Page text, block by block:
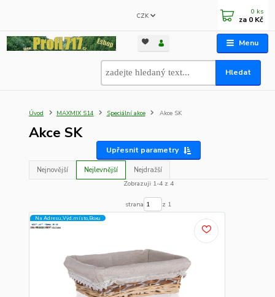
Menu
CZK
Hledat
0 ks
za 0 Kč
Úvod MAXMIX S14 Speciální akce Akce SK
Akce SK
Upřesnit parametry
Nejnovější Nejlevnější
Nejdražší
Zobrazuji 1-4 z 4
strana z 1
Na Adresu,Výd.místo,Boxu